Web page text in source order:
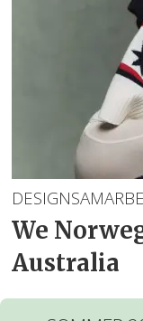
We
Australia